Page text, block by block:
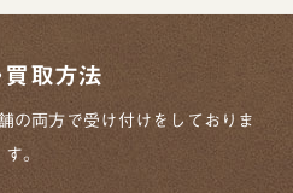
買取方法
の両方で受け付けをしておりま
す。